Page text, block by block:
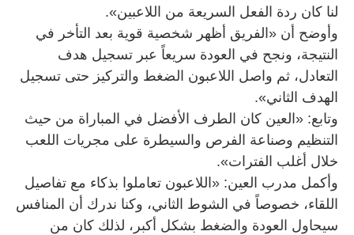
لنا كان ردة الفعل السريعة من اللاعبين».
وأوضح أن «الفريق أظهر شخصية قوية بعد التأخر في
النتيجة، ونجح في العودة سريعاً عبر تسجيل هدف
التعادل، ثم واصل اللاعبون الضغط والتركيز حتى تسجيل
الهدف الثاني».
وتابع: «العين كان الطرف الأفضل في المباراة من حيث
التنظيم وصناعة الفرص والسيطرة على مجريات اللعب
خلال أغلب الفترات».
وأكمل مدرب العين: «اللاعبون تعاملوا بذكاء مع تفاصيل
اللقاء، خصوصاً في الشوط الثاني، وكنا ندرك أن المنافس
سيحاول العودة والضغط بشكل أكبر، لذلك كان من